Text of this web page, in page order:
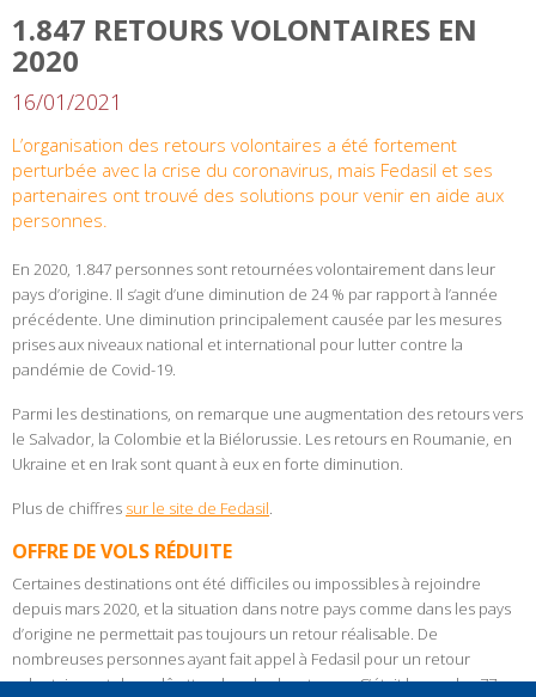
1.847 RETOURS VOLONTAIRES EN
2020
16/01/2021
L’organisation des retours volontaires a été fortement
perturbée avec la crise du coronavirus, mais Fedasil et ses
partenaires ont trouvé des solutions pour venir en aide aux
personnes.
En 2020, 1.847 personnes sont retournées volontairement dans leur
pays d’origine. Il s’agit d’une diminution de 24 % par rapport à l’année
précédente. Une diminution principalement causée par les mesures
prises aux niveaux national et international pour lutter contre la
pandémie de Covid-19.
Parmi les destinations, on remarque une augmentation des retours vers
le Salvador, la Colombie et la Biélorussie. Les retours en Roumanie, en
Ukraine et en Irak sont quant à eux en forte diminution.
Plus de chiffres sur le site de Fedasil.
OFFRE DE VOLS RÉDUITE
Certaines destinations ont été difficiles ou impossibles à rejoindre
depuis mars 2020, et la situation dans notre pays comme dans les pays
d’origine ne permettait pas toujours un retour réalisable. De
nombreuses personnes ayant fait appel à Fedasil pour un retour
volontaire ont donc dû attendre plus longtemps. C’était le cas des 77